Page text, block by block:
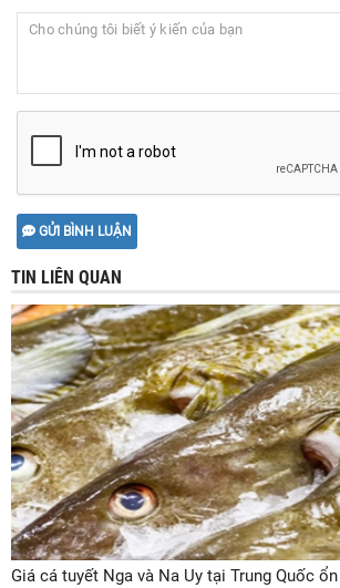
GỬI BÌNH LUẬN
TIN LIÊN QUAN
Giá cá tuyết Nga và Na Uy tại Trung Quốc